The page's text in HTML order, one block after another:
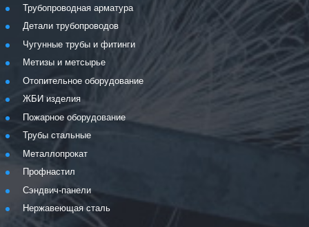
Трубопроводная арматура
Детали трубопроводов
Чугунные трубы и фитинги
Метизы и метсырье
Отопительное оборудование
ЖБИ изделия
Пожарное оборудование
Трубы стальные
Металлопрокат
Профнастил
Сэндвич-панели
Нержавеющая сталь